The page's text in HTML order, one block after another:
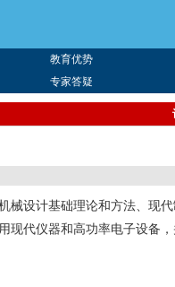
教育优势
专家答疑
设计基础理论和方法、现
代仪器和高功率电子设备，